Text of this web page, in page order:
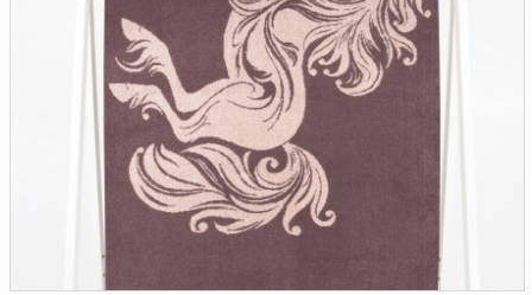
Как нас найти
Написать нам
Доверенность на
Документы по работе с
персональными данными
Письмо руководителю